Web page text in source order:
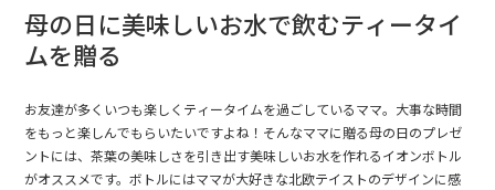
母の日に美味しいお水で飲むティータイ
ムを贈る
お友達が多くいつも楽しくティータイムを過ごしているママ。大事な時間
をもっと楽しんでもらいたいですよね！そんなママに贈る母の日のプレゼ
ントには、茶葉の美味しさを引き出す美味しいお水を作れるイオンボトル
がオススメです。ボトルにはママが大好きな北欧テイストのデザインに感